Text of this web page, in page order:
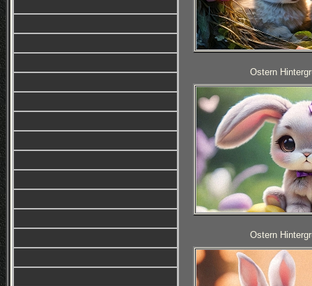
Ostern
Ostern